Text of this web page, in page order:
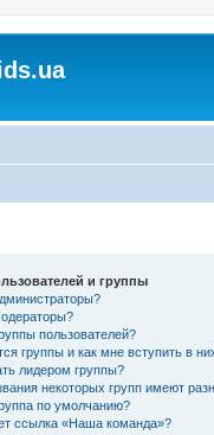
и группы
пользователей?
группы и как мне вступить в
лидером группы?
некоторых групп имеют
по умолчанию?
ссылка «Наша команда»?